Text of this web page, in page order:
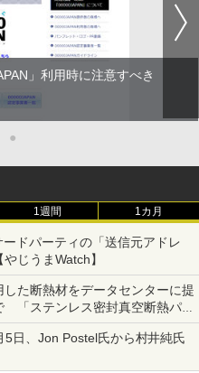
」利用時に注意すべき
●
1週間 1カ月
ドパーティの「送信元アドレ
じうまWatch】
た断熱材をデータセンターに提
「ステンレス密封真空断熱パネ
日、Jon Postel氏から村井純氏